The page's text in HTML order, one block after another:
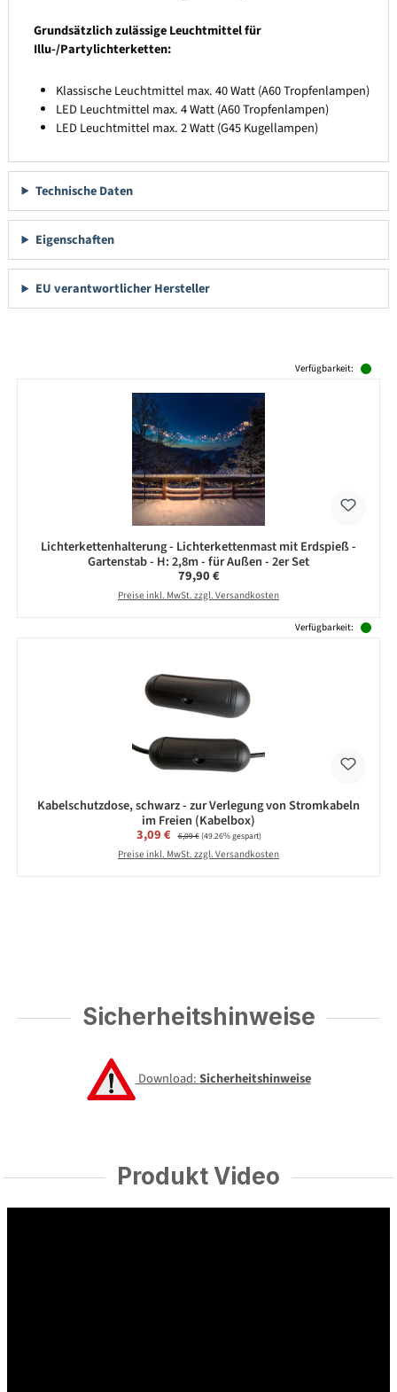
Grundsätzlich zulässige Leuchtmittel für
Illu-/Partylichterketten:
Klassische Leuchtmittel max. 40 Watt (A60 Tropfenlampen)
LED Leuchtmittel max. 4 Watt (A60 Tropfenlampen)
LED Leuchtmittel max. 2 Watt (G45 Kugellampen)
Technische Daten
Eigenschaften
EU verantwortlicher Hersteller
Verfügbarkeit:
Lichterkettenhalterung - Lichterkettenmast mit Erdspieß -
Gartenstab - H: 2,8m - für Außen - 2er Set
Regulärer Preis:
79,90 €
Preise inkl. MwSt. zzgl. Versandkosten
Verfügbarkeit:
Kabelschutzdose, schwarz - zur Verlegung von Stromkabeln
im Freien (Kabelbox)
Verkaufspreis:
3,09 € Regulärer Preis:
6,09 €(49.26% gespart)
Preise inkl. MwSt. zzgl. Versandkosten
Sicherheitshinweise
Download:Sicherheitshinweise
Produkt Video